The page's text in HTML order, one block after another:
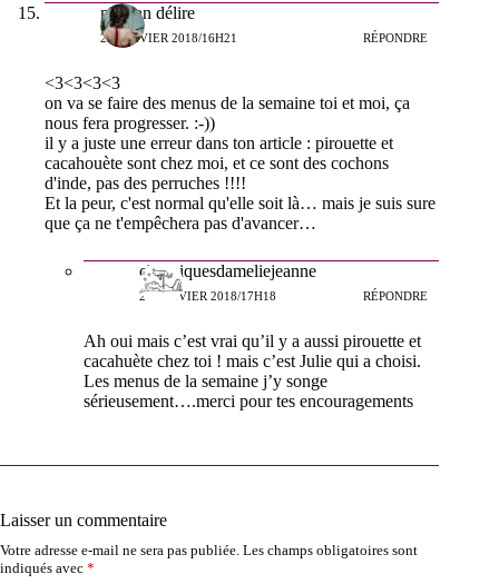
maman délire
25 JANVIER 2018/16H21 RÉPONDRE
<3<3<3<3
on va se faire des menus de la semaine toi et moi, ça
nous fera progresser. :-))
il y a juste une erreur dans ton article : pirouette et
cacahouète sont chez moi, et ce sont des cochons
d'inde, pas des perruches !!!!
Et la peur, c'est normal qu'elle soit là… mais je suis sure
que ça ne t'empêchera pas d'avancer…
chroniquesdameliejeanne
25 JANVIER 2018/17H18 RÉPONDRE
Ah oui mais c’est vrai qu’il y a aussi pirouette et
cacahuète chez toi ! mais c’est Julie qui a choisi.
Les menus de la semaine j’y songe
sérieusement….merci pour tes encouragements
Laisser un commentaire
Votre adresse e-mail ne sera pas publiée. Les champs obligatoires sont
indiqués avec *